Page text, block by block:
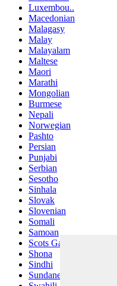
Luxembou..
Macedonian
Malagasy
Malay
Malayalam
Maltese
Maori
Marathi
Mongolian
Burmese
Nepali
Norwegian
Pashto
Persian
Punjabi
Serbian
Sesotho
Sinhala
Slovak
Slovenian
Somali
Samoan
Scots Gaelic
Shona
Sindhi
Sundanese